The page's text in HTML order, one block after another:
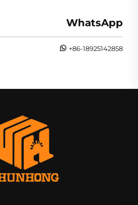
WhatsApp
+86-18925142858